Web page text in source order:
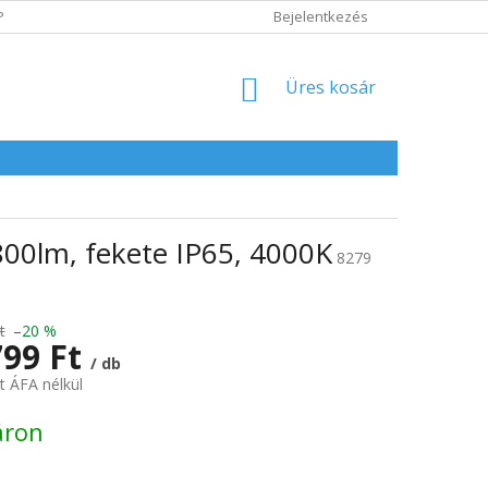
Bejelentkezés
KOSÁR
Üres kosár
fekete IP65, 4000K 8279
–20 %
Ft / db
ÁFA nélkül